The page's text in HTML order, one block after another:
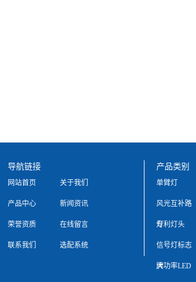
导航链接
网站首页 关于我们
产品中心 新闻资讯
荣誉资质 在线留言
联系我们 选配系统
产品类别
单臂灯
风光互补路
灯
专利灯头
信号灯标志
牌
大功率LED